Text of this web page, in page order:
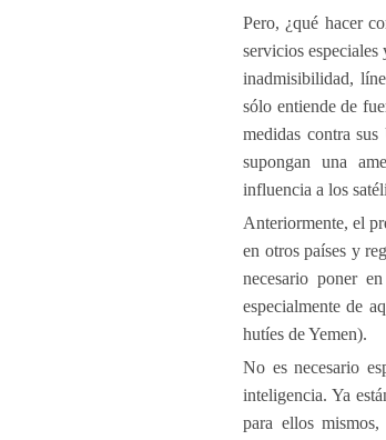
Pero, ¿qué hacer
servicios
inadmisibilidad,
sólo entiende de
medidas contra
supongan una
influencia a los
Anteriormente, el
en otros países y
necesario poner
especialmente de
hutíes de Yemen).
No es necesario
inteligencia. Ya
para ellos